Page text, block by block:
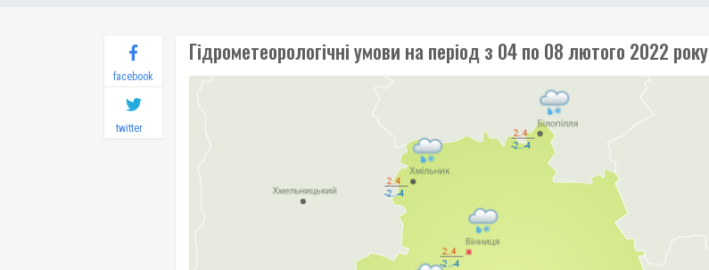
Гідрометеорологічні умови на період з 04 по 08 лютого 2022 року
facebook
twitter